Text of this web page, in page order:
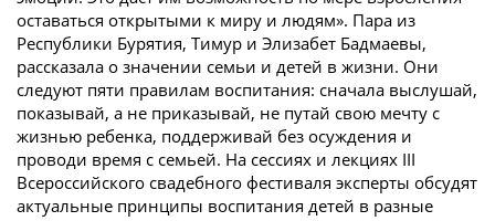
оставаться открытыми к миру и людям». Пара из
Республики Бурятия, Тимур и Элизабет Бадмаевы,
рассказала о значении семьи и детей в жизни. Они
следуют пяти правилам воспитания: сначала выслушай,
показывай, а не приказывай, не путай свою мечту с
жизнью ребенка, поддерживай без осуждения и
проводи время с семьей. На сессиях и лекциях III
Всероссийского свадебного фестиваля эксперты обсудят
актуальные принципы воспитания детей в разные